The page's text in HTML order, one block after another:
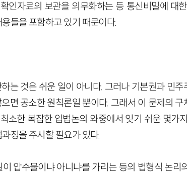
인자료의 보관을 의무화하는 등 통신비밀에 대
들을 포함하고 있기 때문이다.
는 것은 쉬운 일이 아니다. 그러나 기본권과 민주
면 공소한 원칙론일 뿐이다. 그래서 이 문제의
소한 복잡한 입법논의 와중에서 잊기 쉬운 몇가
정을 주시할 필요가 있다.
압수물이냐 아니냐를 가리는 등의 법형식 논리